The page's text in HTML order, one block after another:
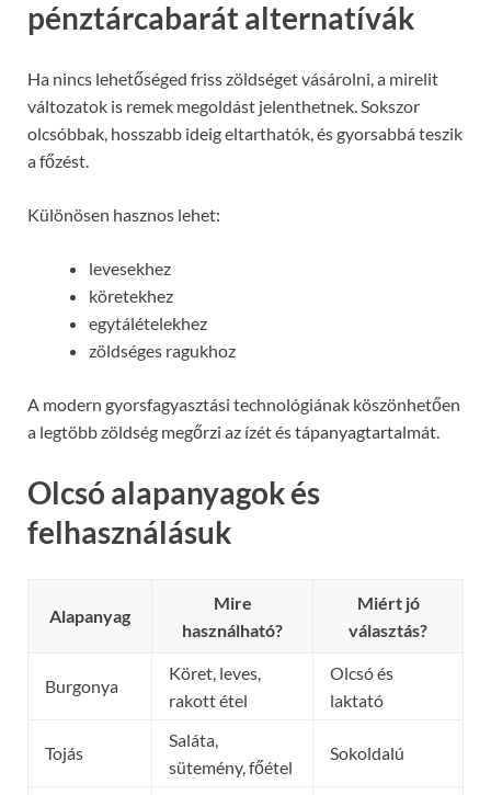
pénztárcabarát alternatívák
Ha nincs lehetőséged friss zöldséget vásárolni, a mirelit
változatok is remek megoldást jelenthetnek. Sokszor
olcsóbbak, hosszabb ideig eltarthatók, és gyorsabbá teszik
a főzést.
Különösen hasznos lehet:
levesekhez
köretekhez
egytálételekhez
zöldséges ragukhoz
A modern gyorsfagyasztási technológiának köszönhetően
a legtöbb zöldség megőrzi az ízét és tápanyagtartalmát.
Olcsó alapanyagok és
felhasználásuk
Alapanyag
Mire
használható?
Miért jó
választás?
Burgonya
Köret, leves,
rakott étel
Olcsó és
laktató
Tojás
Saláta,
sütemény, főétel
Sokoldalú